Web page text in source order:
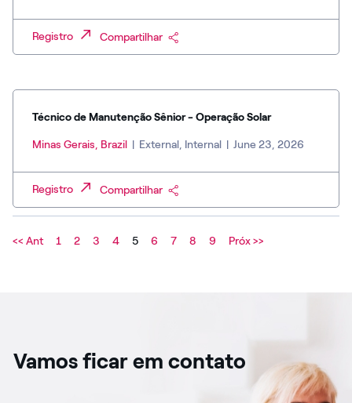
Registro Compartilhar
Técnico de Manutenção Sênior - Operação Solar
Minas Gerais, Brazil | External, Internal | June 23, 2026
Registro Compartilhar
<< Ant 1 2 3 4 5 6 7 8 9 Próx >>
Vamos ficar em contato